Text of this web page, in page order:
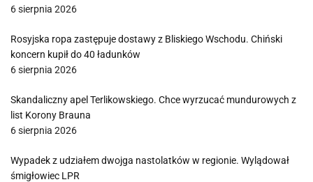
6 sierpnia 2026
Rosyjska ropa zastępuje dostawy z Bliskiego Wschodu. Chiński
koncern kupił do 40 ładunków
6 sierpnia 2026
Skandaliczny apel Terlikowskiego. Chce wyrzucać mundurowych z
list Korony Brauna
6 sierpnia 2026
Wypadek z udziałem dwojga nastolatków w regionie. Wylądował
śmigłowiec LPR